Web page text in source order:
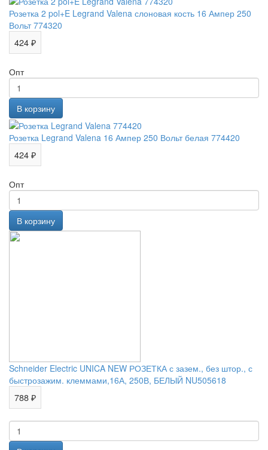
Розетка 2 pol+E Legrand Valena слоновая кость 16 Ампер 250
Вольт 774320
424 ₽
Опт
Розетка Legrand Valena 16 Ампер 250 Вольт белая 774420
424 ₽
Опт
Schneider Electric UNICA NEW РОЗЕТКА с зазем., без штор., с
быстрозажим. клеммами,16А, 250В, БЕЛЫЙ NU505618
788 ₽